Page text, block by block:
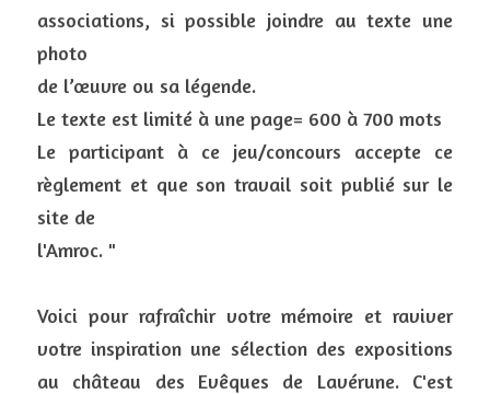
associations, si possible joindre au texte une
photo
de l’œuvre ou sa légende.
Le texte est limité à une page= 600 à 700 mots
Le participant à ce jeu/concours accepte ce
règlement et que son travail soit publié sur le
site de
l'Amroc. "
Voici pour rafraîchir votre mémoire et raviver
votre inspiration une sélection des expositions
au château des Evêques de Lavérune. C'est